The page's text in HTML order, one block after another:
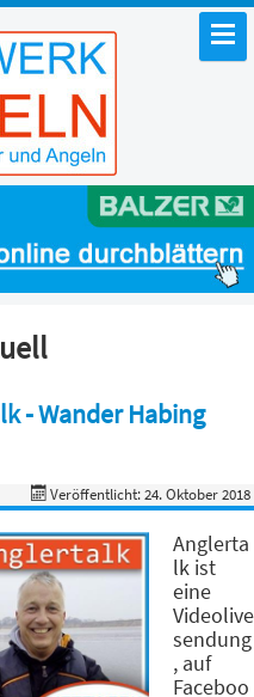
- Wander Habing
Veröffentlicht: 24. Oktober 2018
Anglerta
lk ist
eine
Videolive
sendung
, auf
Faceboo